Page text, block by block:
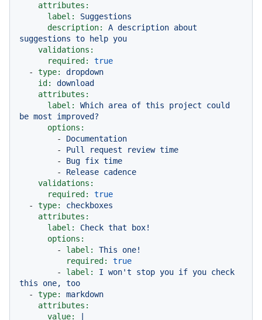
attributes:
label:
Suggestions
description:
A description about
suggestions to help you
validations:
required:
true
-
type:
dropdown
id:
download
attributes:
label:
Which area of this project
could
be most
improved?
options:
-
Documentation
-
Pull request review time
-
Bug fix time
-
Release cadence
validations:
required:
true
-
type:
checkboxes
attributes:
label:
Check that
box!
options:
-
label: This
one!
required:
true
-
label: I won't stop you if you check
this
one,
too
-
type:
markdown
attributes:
value: